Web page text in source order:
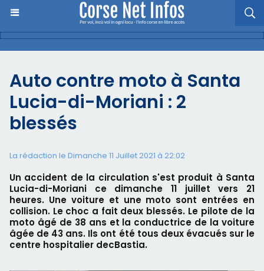
Auto contre moto à Santa
Lucia-di-Moriani : 2
blessés
La rédaction le Dimanche 11 Juillet 2021 à 22:02
Un accident de la circulation s'est produit à Santa
Lucia-di-Moriani ce dimanche 11 juillet vers 21
heures. Une voiture et une moto sont entrées en
collision. Le choc a fait deux blessés. Le pilote de la
moto âgé de 38 ans et la conductrice de la voiture
âgée de 43 ans. Ils ont été tous deux évacués sur le
centre hospitalier decBastia.